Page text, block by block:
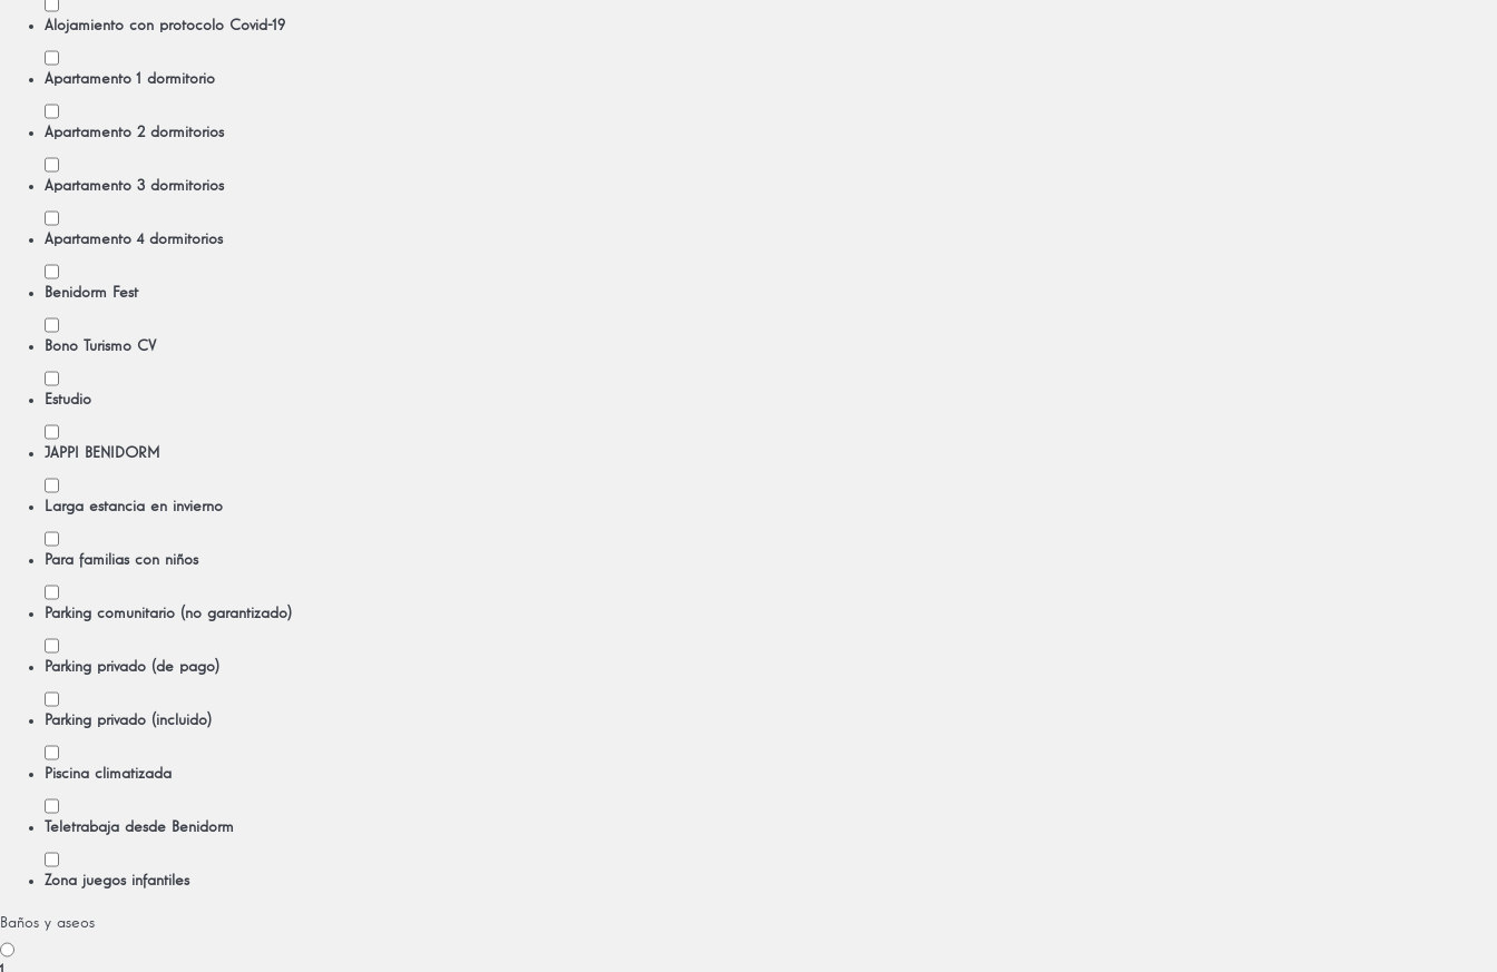
Alojamiento con protocolo Covid-19
Apartamento 1 dormitorio
Apartamento 2 dormitorios
Apartamento 3 dormitorios
Apartamento 4 dormitorios
Benidorm Fest
Bono Turismo CV
Estudio
JAPPI BENIDORM
Larga estancia en invierno
Para familias con niños
Parking comunitario (no garantizado)
Parking privado (de pago)
Parking privado (incluido)
Piscina climatizada
Teletrabaja desde Benidorm
Zona juegos infantiles
Baños y aseos